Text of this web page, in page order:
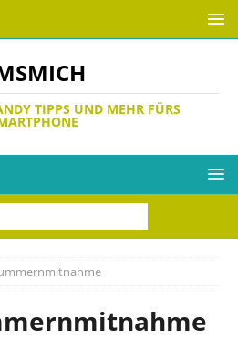
TIPPS UND MEHR FÜRS